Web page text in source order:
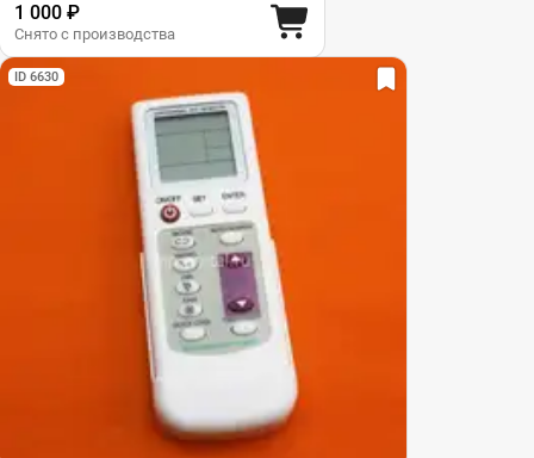
1 000 ₽
Снято с производства
ID 6630